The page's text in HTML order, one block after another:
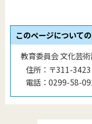
このページについて
教育委員会 文化芸
住所： 〒311-
電話： 0299-58-